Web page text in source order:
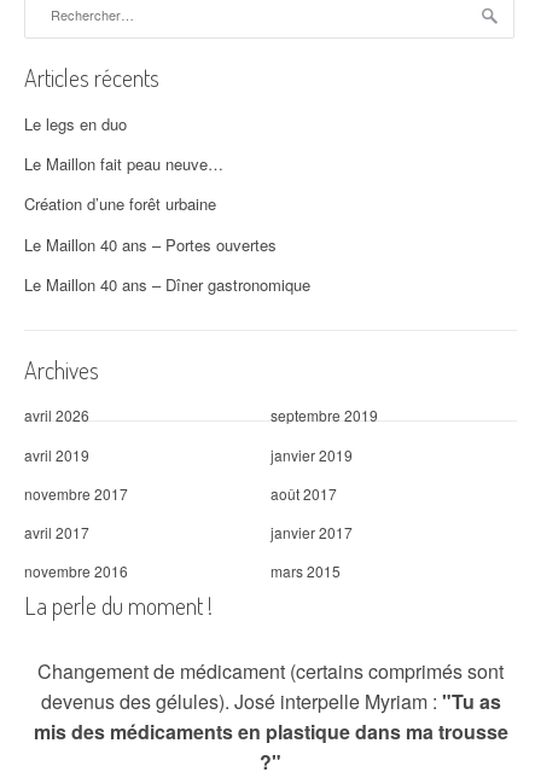
Articles récents
Le legs en duo
Le Maillon fait peau neuve…
Création d’une forêt urbaine
Le Maillon 40 ans – Portes ouvertes
Le Maillon 40 ans – Dîner gastronomique
Archives
avril 2026
septembre 2019
avril 2019
janvier 2019
novembre 2017
août 2017
avril 2017
janvier 2017
novembre 2016
mars 2015
La perle du moment !
Changement de médicament (certains comprimés sont
devenus des gélules). José interpelle Myriam : "Tu as
mis des médicaments en plastique dans ma trousse
?"